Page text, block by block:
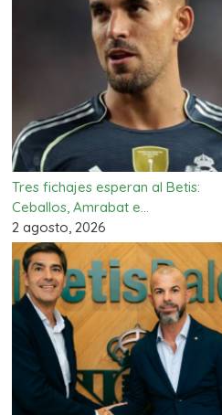
Tres fichajes esperan al Betis:
Ceballos, Amrabat e…
2 agosto, 2026